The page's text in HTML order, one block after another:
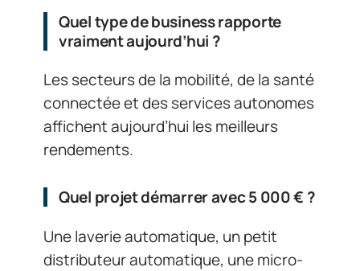
Quel type de business rapporte
vraiment aujourd’hui ?
Les secteurs de la mobilité, de la santé
connectée et des services autonomes
affichent aujourd’hui les meilleurs
rendements.
Quel projet démarrer avec 5 000 € ?
Une laverie automatique, un petit
distributeur automatique, une micro-